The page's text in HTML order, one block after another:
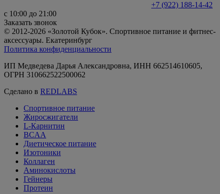
+7 (922) 188-14-42
с 10:00 до 21:00
Заказать звонок
© 2012-2026 «Золотой Кубок». Спортивное питание и фитнес-
аксессуары. Екатеринбург
Политика конфиденциальности
ИП Медведева Дарья Александровна, ИНН 662514610605,
ОГРН 310662522500062
Сделано в REDLABS
Спортивное питание
Жиросжигатели
L-Карнитин
BCAA
Диетическое питание
Изотоники
Коллаген
Аминокислоты
Гейнеры
Протеин